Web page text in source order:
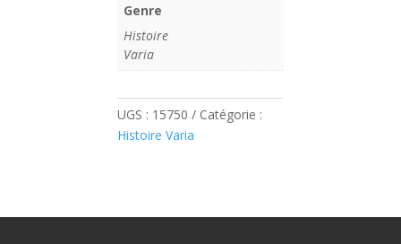
Genre
Histoire
Varia
UGS : 15750
Catégorie :
Histoire Varia